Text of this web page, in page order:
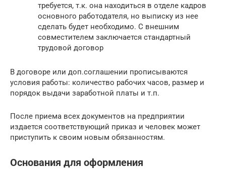
требуется, т.к. она находиться в отделе кадров
основного работодателя, но выписку из нее
сделать будет необходимо. С внешним
совместителем заключается стандартный
трудовой договор
В договоре или доп.соглашении прописываются
условия работы: количество рабочих часов, размер и
порядок выдачи заработной платы и т.п.
После приема всех документов на предприятии
издается соответствующий приказ и человек может
приступить к своим новым обязанностям.
Основания для оформления